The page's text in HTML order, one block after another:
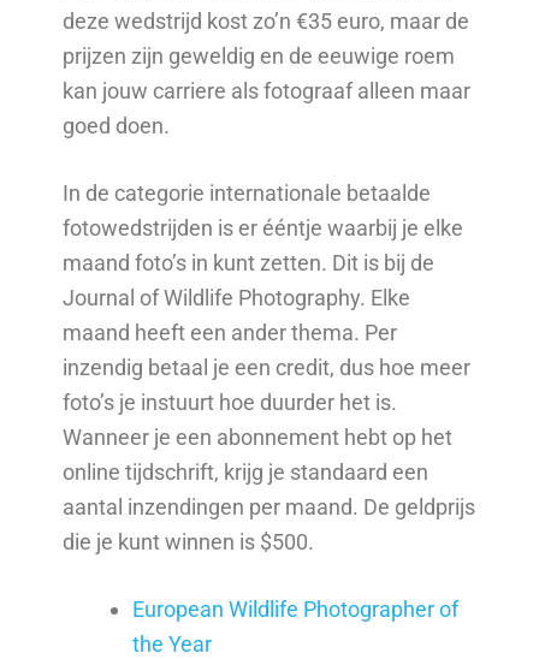
deze wedstrijd kost zo’n €35 euro, maar de
prijzen zijn geweldig en de eeuwige roem
kan jouw carriere als fotograaf alleen maar
goed doen.
In de categorie internationale betaalde
fotowedstrijden is er ééntje waarbij je elke
maand foto’s in kunt zetten. Dit is bij de
Journal of Wildlife Photography. Elke
maand heeft een ander thema. Per
inzendig betaal je een credit, dus hoe meer
foto’s je instuurt hoe duurder het is.
Wanneer je een abonnement hebt op het
online tijdschrift, krijg je standaard een
aantal inzendingen per maand. De geldprijs
die je kunt winnen is $500.
European Wildlife Photographer of
the Year